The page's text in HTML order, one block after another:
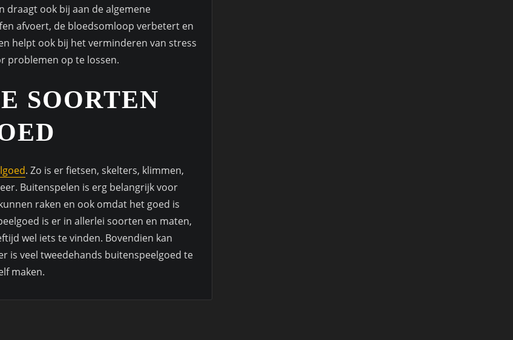
draagt ook bij aan de algemene
afvoert, de bloedsomloop verbetert en
helpt ook bij het verminderen van stress
problemen op te lossen.
SOORTEN
. Zo is er fietsen, skelters, klimmen,
Buitenspelen is erg belangrijk voor
raken en ook omdat het goed is
is er in allerlei soorten en maten,
wel iets te vinden. Bovendien kan
is veel tweedehands buitenspeelgoed te
maken.